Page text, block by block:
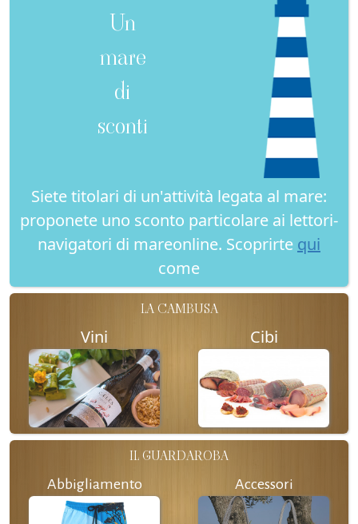
Un
mare
di
sconti
Siete titolari di un'attività legata al mare:
proponete uno sconto particolare ai lettori-
navigatori di mareonline. Scoprirte qui
come
LA CAMBUSA
Vini Cibi
IL GUARDAROBA
Abbigliamento Accessori